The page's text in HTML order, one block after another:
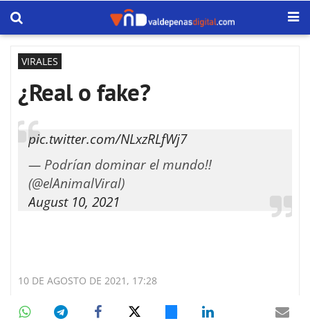
VIRALES
¿Real o fake?
pic.twitter.com/NLxzRLfWj7
— Podrían dominar el mundo!!
(@elAnimalViral)
August 10, 2021
10 DE AGOSTO DE 2021, 17:28